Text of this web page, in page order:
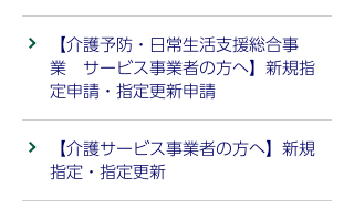
【介護予防・日常生活支援総合事
業 サービス事業者の方へ】新規指
定申請・指定更新申請
【介護サービス事業者の方へ】新規
指定・指定更新